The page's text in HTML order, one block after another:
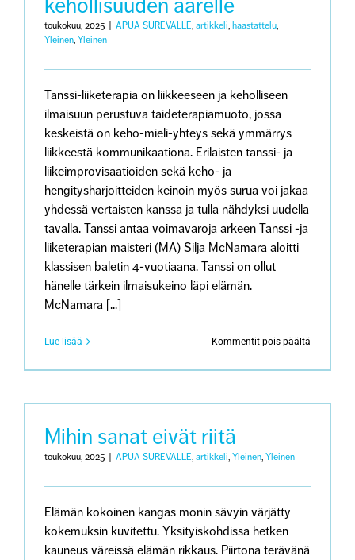
kehollisuuden äärelle
toukokuu, 2025 APUA SUREVALLE, artikkeli, haastattelu,
Yleinen, Yleinen
Tanssi-liiketerapia on liikkeeseen ja keholliseen
ilmaisuun perustuva taideterapiamuoto, jossa
keskeistä on keho-mieli-yhteys sekä ymmärrys
liikkeestä kommunikaationa. Erilaisten tanssi- ja
liikeimprovisaatioiden sekä keho- ja
hengitysharjoitteiden keinoin myös surua voi jakaa
yhdessä vertaisten kanssa ja tulla nähdyksi uudella
tavalla. Tanssi antaa voimavaroja arkeen Tanssi -ja
liiketerapian maisteri (MA) Silja McNamara aloitti
klassisen baletin 4-vuotiaana. Tanssi on ollut
hänelle tärkein ilmaisukeino läpi elämän.
McNamara [...]
Lue lisää Kommentit pois päältä
Mihin sanat eivät riitä
toukokuu, 2025 APUA SUREVALLE, artikkeli, Yleinen, Yleinen
Elämän kokoinen kangas monin sävyin värjätty
kokemuksin kuvitettu. Yksityiskohdissa hetken
kauneus väreissä elämän rikkaus. Piirtona terävänä